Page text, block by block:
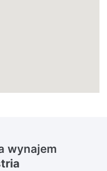
wynajem